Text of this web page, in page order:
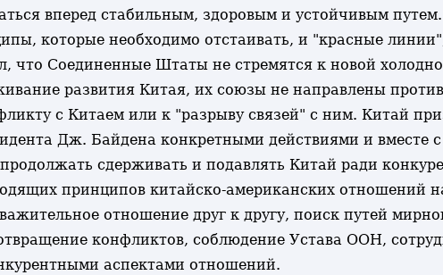
вперед стабильным, здоровым и устойчивым
которые необходимо отстаивать, и "красные
что Соединенные Штаты не стремятся к новой
развития Китая, их союзы не направлены
с Китаем или к "разрыву связей" с ним. Китай
Дж. Байдена конкретными действиями и вместе
сдерживать и подавлять Китай ради
принципов китайско-американских отношений
отношение друг к другу, поиск путей
конфликтов, соблюдение Устава ООН,
аспектами отношений.